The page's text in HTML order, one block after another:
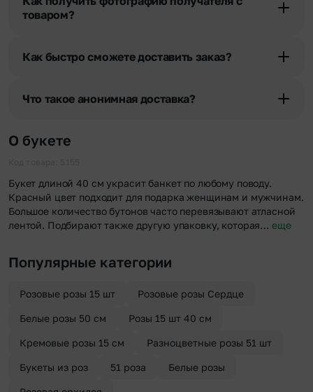
уточняют адрес и удобное время доставки.
товаром?
разрешения получателя, после чего высылается заказчику на
Как быстро сможете доставить заказ?
отрезка. Хотите получить цветы раньше? Оформите услугу
Что такое анонимная доставка?
«Анонимная доставка». Мы гарантируем анонимность
О букете
Букет длиной 40 см украсит банкет по любому поводу.
Красный цвет подходит для подарка женщинам и мужчинам.
Большое количество бутонов часто перевязывают атласной
лентой. Подбирают также другую упаковку, которая… еще
Популярные категории
Розовые розы 15 шт Розовые розы Сердце
Белые розы 50 см Розы 15 шт 40 см
Кремовые розы 15 см Разноцветные розы 51 шт
Букеты из роз 51 роза Белые розы